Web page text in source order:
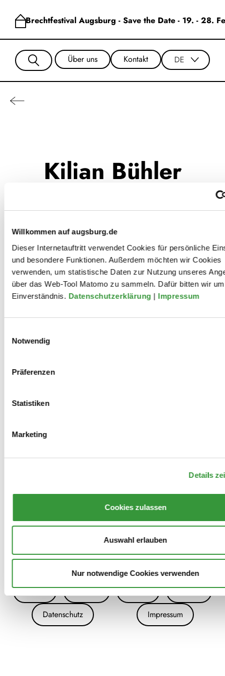
Willkommen auf augsburg.de
Dieser Internetauftritt verwendet Cookies für persönliche
und besondere Funktionen. Außerdem möchten wir Cookies
verwenden, um statistische Daten zur Nutzung unseres
über das Web-Tool Matomo zu sammeln. Dafür bitten wir
Einverständnis. Datenschutzerklärung | Impressum
Notwendig
Präferenzen
Statistiken
Marketing
Details
Cookies zulassen
Auswahl erlauben
Nur notwendige Cookies verwenden
Brechtfestival Augsburg - Save the Date - 19. - 28.
Über uns Kontakt DE
Kilian Bühler
Kilian Bühler ist nach seiner Ausbildung als
Tontechniker (SAE) als freischaffender Musiker und
Musikproduzent tätig. Als Schlagzeuger wirkte er in
der Produktion „Der Boxer. Die wahre Geschichte des
Herzko Haft“ des Jungen Theaters Augsburg mit.
multimediale Inhalte mit der künstlerischen und
Jungen Theater Augsburg.
Archiv Kontakt Presse
Danke!
Datenschutz
Impressum